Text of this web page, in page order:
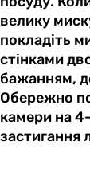
велику
покладіть
стінками
бажанням,
Обережно
камери на
застигання